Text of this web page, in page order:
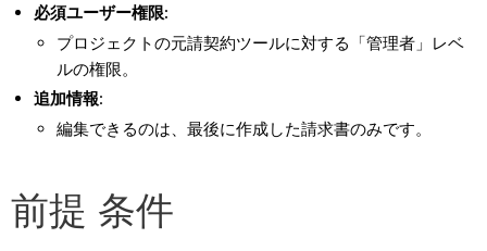
必須ユーザー権限:
プロジェクトの元請契約ツールに対する「管理者」レベ
ルの権限。
追加情報:
編集できるのは、最後に作成した請求書のみです。
前提 条件